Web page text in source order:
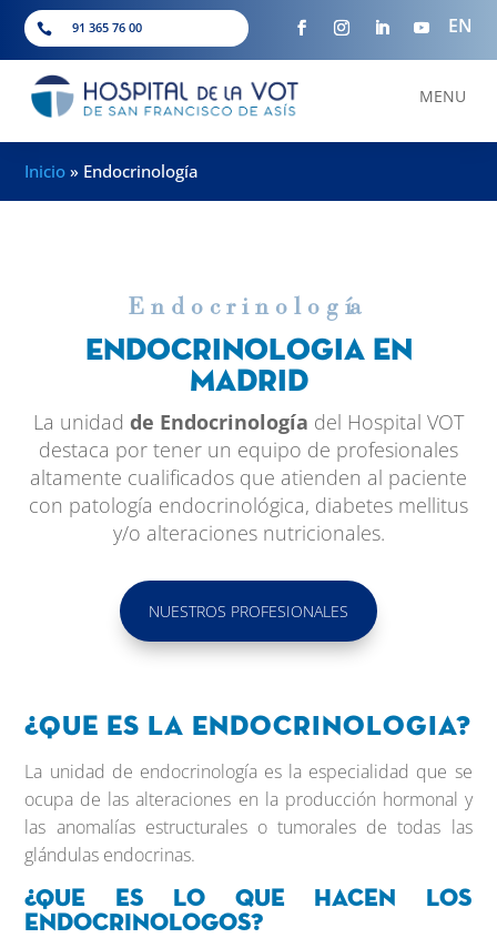
 91 365 76 00 EN
MENU
Inicio » Endocrinología
Endocrinología
Endocrinologia en
Madrid
La unidad de Endocrinología del Hospital VOT
destaca por tener un equipo de profesionales
altamente cualificados que atienden al paciente
con patología endocrinológica, diabetes mellitus
y/o alteraciones nutricionales.
NUESTROS PROFESIONALES
¿Que es la Endocrinologia?
La unidad de endocrinología es la especialidad que se
ocupa de las alteraciones en la producción hormonal y
las anomalías estructurales o tumorales de todas las
glándulas endocrinas.
¿Que es lo que hacen los
endocrinologos?